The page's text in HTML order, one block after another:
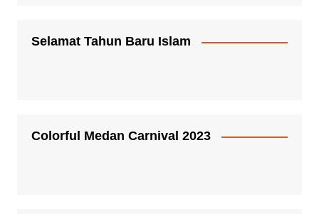
Selamat Tahun Baru Islam
Colorful Medan Carnival 2023